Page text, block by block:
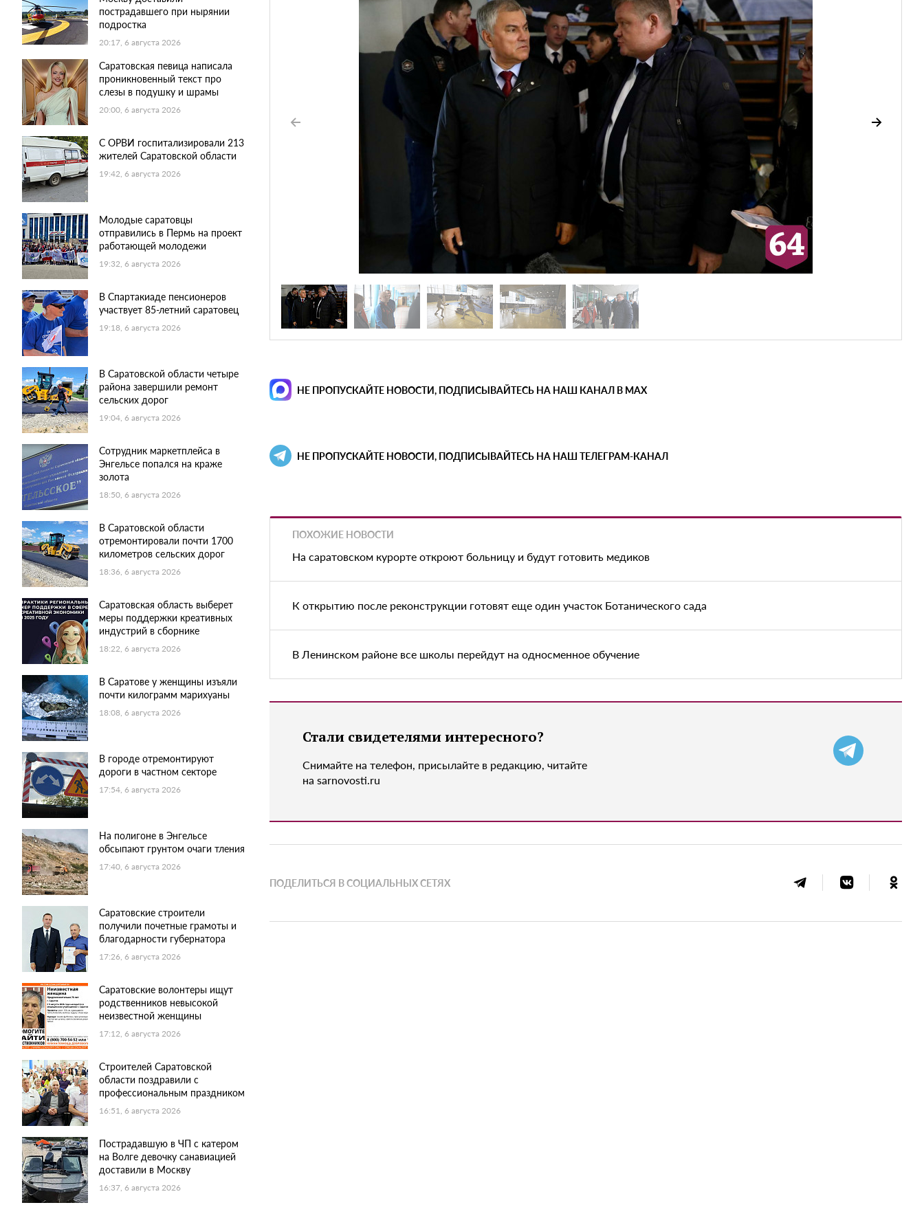
пострадавшего при нырянии
подростка
20:17, 6 августа 2026
Саратовская певица написала
проникновенный текст про
слезы в подушку и шрамы
20:00, 6 августа 2026
С ОРВИ госпитализировали 213
жителей Саратовской области
19:42, 6 августа 2026
Молодые саратовцы
отправились в Пермь на проект
работающей молодежи
19:32, 6 августа 2026
В Спартакиаде пенсионеров
участвует 85-летний саратовец
19:18, 6 августа 2026
В Саратовской области четыре
района завершили ремонт
сельских дорог
19:04, 6 августа 2026
Сотрудник маркетплейса в
Энгельсе попался на краже
золота
18:50, 6 августа 2026
В Саратовской области
отремонтировали почти 1700
километров сельских дорог
18:36, 6 августа 2026
Саратовская область выберет
меры поддержки креативных
индустрий в сборнике
18:22, 6 августа 2026
В Саратове у женщины изъяли
почти килограмм марихуаны
18:08, 6 августа 2026
В городе отремонтируют
дороги в частном секторе
17:54, 6 августа 2026
На полигоне в Энгельсе
обсыпают грунтом очаги тления
17:40, 6 августа 2026
Саратовские строители
получили почетные грамоты и
благодарности губернатора
17:26, 6 августа 2026
Саратовские волонтеры ищут
родственников невысокой
неизвестной женщины
17:12, 6 августа 2026
Строителей Саратовской
области поздравили с
профессиональным праздником
16:51, 6 августа 2026
Пострадавшую в ЧП с катером
на Волге девочку санавиацией
доставили в Москву
16:37, 6 августа 2026
НЕ ПРОПУСКАЙТЕ НОВОСТИ, ПОДПИСЫВАЙТЕСЬ НА НАШ КАНАЛ В MAX
НЕ ПРОПУСКАЙТЕ НОВОСТИ, ПОДПИСЫВАЙТЕСЬ НА НАШ ТЕЛЕГРАМ-КАНАЛ
ПОХОЖИЕ НОВОСТИ
На саратовском курорте откроют больницу и будут готовить медиков
К открытию после реконструкции готовят еще один участок Ботанического сада
В Ленинском районе все школы перейдут на односменное обучение
Стали свидетелями интересного?
Снимайте на телефон, присылайте в редакцию, читайте
на sarnovosti.ru
ПОДЕЛИТЬСЯ В СОЦИАЛЬНЫХ СЕТЯХ